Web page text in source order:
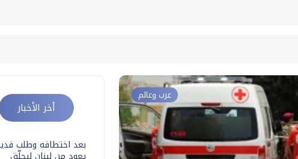
عرب وعالم
أخر الأخبار
بعد اختطافه وطلب